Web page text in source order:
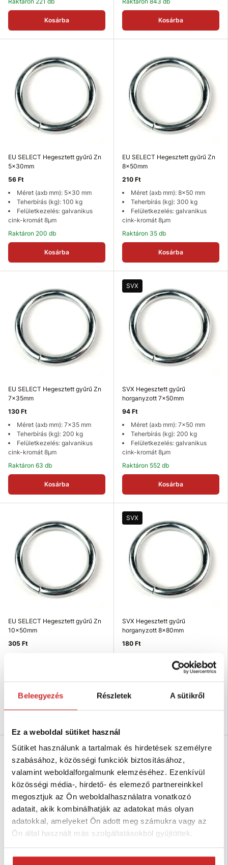
Beleegyezés Részletek A sütikről
Ez a weboldal sütiket használ
Sütiket használunk a tartalmak és hirdetések személyre
szabásához, közösségi funkciók biztosításához,
valamint weboldalforgalmunk elemzéséhez. Ezenkívül
közösségi média-, hirdető- és elemező partnereinkkel
megosztjuk az Ön weboldalhasználatra vonatkozó
adatait, akik kombinálhatják az adatokat más olyan
adatokkal, amelyeket Ön adott meg számukra vagy az
Ön által használt más szolgáltatásokból gyűjtöttek.
Kosárba Kosárba
EU SELECT Hegesztett gyűrű Zn
5x30mm
56 Ft
Méret (axb mm): 5x30 mm
Teherbírás (kg): 100 kg
Felületkezelés: galvanikus
cink-kromát 8µm
Raktáron 200 db
Kosárba
EU SELECT Hegesztett gyűrű Zn
8x50mm
210 Ft
Méret (axb mm): 8x50 mm
Teherbírás (kg): 300 kg
Felületkezelés: galvanikus
cink-kromát 8µm
Raktáron 35 db
Kosárba
EU SELECT Hegesztett gyűrű Zn
7x35mm
130 Ft
Méret (axb mm): 7x35 mm
Teherbírás (kg): 200 kg
Felületkezelés: galvanikus
cink-kromát 8µm
Raktáron 63 db
Kosárba
SVX
SVX Hegesztett gyűrű
horganyzott 7x50mm
94 Ft
Méret (axb mm): 7x50 mm
Teherbírás (kg): 200 kg
Felületkezelés: galvanikus
cink-kromát 8µm
Raktáron 552 db
Kosárba
EU SELECT Hegesztett gyűrű Zn
10x50mm
305 Ft
Raktáron 21 db
SVX
SVX Hegesztett gyűrű
horganyzott 8x80mm
180 Ft
Teherbírás (kg): 300 kg
Felületkezelés: galvanikus
Raktáron 1732 db
SVX SVX